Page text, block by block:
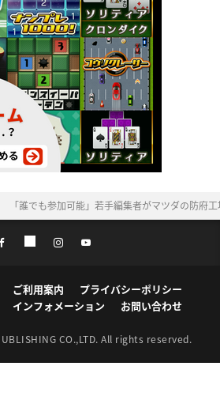
「誰でも参加可能」若手編集者がマツダの防府
ご利用案内
プライバシーポリシー
インフォメーション お問い合わせ
CO.,LTD. All rights reserved.